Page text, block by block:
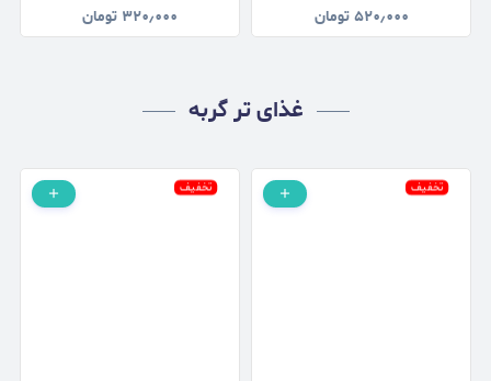
طعم مرغ وزن 60 گرم
۵۲۰٫۰۰۰تومان
۳۲۰٫۰۰۰ تومان
غذای تر گربه
تخفیف تخفیف